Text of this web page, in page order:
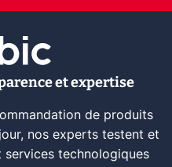
et expertise
de produits
nos experts testent et
technologiques